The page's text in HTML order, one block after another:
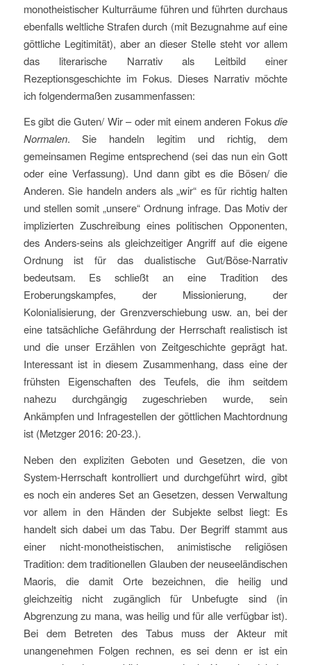
monotheistischer Kulturräume führen und führten durchaus
ebenfalls weltliche Strafen durch (mit Bezugnahme auf eine
göttliche Legitimität), aber an dieser Stelle steht vor allem
das literarische Narrativ als Leitbild einer
Rezeptionsgeschichte im Fokus. Dieses Narrativ möchte
ich folgendermaßen zusammenfassen:
Es gibt die Guten/ Wir – oder mit einem anderen Fokusdie
Normalen. Sie handeln legitim und richtig, dem
gemeinsamen Regime entsprechend (sei das nun ein Gott
oder eine Verfassung). Und dann gibt es die Bösen/ die
Anderen. Sie handeln anders als „wir“ es für richtig halten
und stellen somit „unsere“ Ordnung infrage. Das Motiv der
implizierten Zuschreibung eines politischen Opponenten,
des Anders-seins als gleichzeitiger Angriff auf die eigene
Ordnung ist für das dualistische Gut/Böse-Narrativ
bedeutsam. Es schließt an eine Tradition des
Eroberungskampfes, der Missionierung, der
Kolonialisierung, der Grenzverschiebung usw. an, bei der
eine tatsächliche Gefährdung der Herrschaft realistisch ist
und die unser Erzählen von Zeitgeschichte geprägt hat.
Interessant ist in diesem Zusammenhang, dass eine der
frühsten Eigenschaften des Teufels, die ihm seitdem
nahezu durchgängig zugeschrieben wurde, sein
Ankämpfen und Infragestellen der göttlichen Machtordnung
ist (Metzger 2016: 20-23.).
Neben den expliziten Geboten und Gesetzen, die von
System-Herrschaft kontrolliert und durchgeführt wird, gibt
es noch ein anderes Set an Gesetzen, dessen Verwaltung
vor allem in den Händen der Subjekte selbst liegt: Es
handelt sich dabei um das Tabu. Der Begriff stammt aus
einer nicht-monotheistischen, animistische religiösen
Tradition: dem traditionellen Glauben der neuseeländischen
Maoris, die damit Orte bezeichnen, die heilig und
gleichzeitig nicht zugänglich für Unbefugte sind (in
Abgrenzung zu mana, was heilig und für alle verfügbar ist).
Bei dem Betreten des Tabus muss der Akteur mit
unangenehmen Folgen rechnen, es sei denn er ist ein